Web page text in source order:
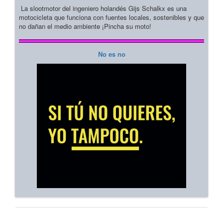
La slootmotor del ingeniero holandés Gijs Schalkx es una
motocicleta que funciona con fuentes locales, sostenibles y que
no dañan el medio ambiente ¡Pincha su moto!
No es no